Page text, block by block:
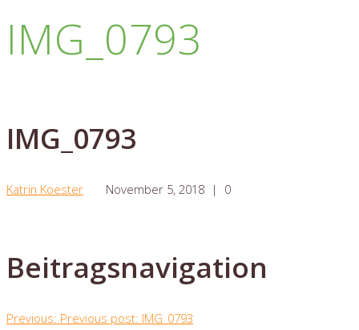
IMG_0793
IMG_0793
Katrin Koester November 5, 2018 | 0
Beitragsnavigation
Previous: Previous post: IMG_0793